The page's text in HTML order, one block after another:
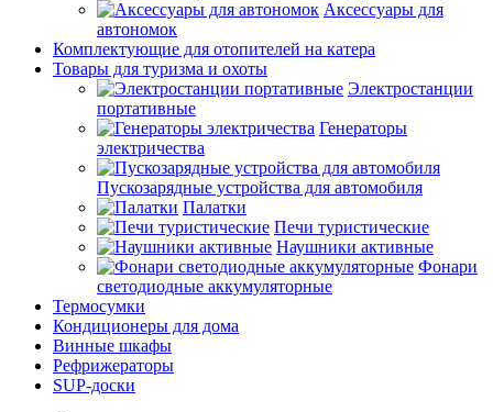
Аксессуары для
автономок
Комплектующие для отопителей на катера
Товары для туризма и охоты
Электростанции
портативные
Генераторы
электричества
Пускозарядные устройства для автомобиля
Палатки
Печи туристические
Наушники активные
Фонари
светодиодные аккумуляторные
Термосумки
Кондиционеры для дома
Винные шкафы
Рефрижераторы
SUP-доски